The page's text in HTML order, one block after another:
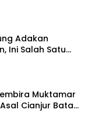
Adakan
Ini Salah Satu
Muktamar
Cianjur Batal